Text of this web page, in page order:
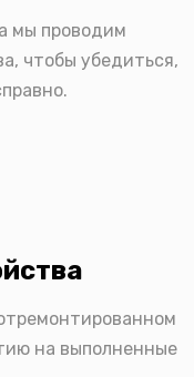
мы проводим
чтобы убедиться,
на выполненные